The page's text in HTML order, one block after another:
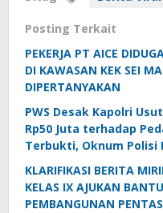
Posting Terkait
PEKERJA PT AICE
DI KAWASAN KEK SEI
DIPERTANYAKAN
PWS Desak Kapolri
Rp50 Juta terhadap
Terbukti, Oknum Polisi
KLARIFIKASI BERITA
KELAS IX AJUKAN
PEMBANGUNAN